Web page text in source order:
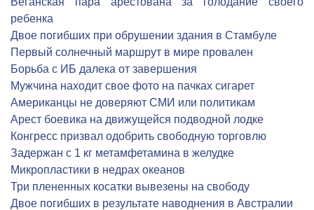
ребенка
Двое погибших при обрушении здания в Стамбуле
Первый солнечный маршрут в мире провален
Борьба с ИБ далека от завершения
Мужчина находит свое фото на пачках сигарет
Американцы не доверяют СМИ или политикам
Арест боевика на движущейся подводной лодке
Конгресс призвал одобрить свободную торговлю
Задержан с 1 кг метамфетамина в желудке
Микропластики в недрах океанов
Три плененных косатки вывезены на свободу
Двое погибших в результате наводнения в Австралии